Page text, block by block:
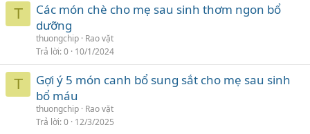
T
Các món chè cho mẹ sau sinh thơm ngon bổ
dưỡng
thuongchip Rao vặt
Trả lời 0 10/1/2024
T
Gợi ý 5 món canh bổ sung sắt cho mẹ sau sinh
bổ máu
thuongchip Rao vặt
Trả lời 0 12/3/2025